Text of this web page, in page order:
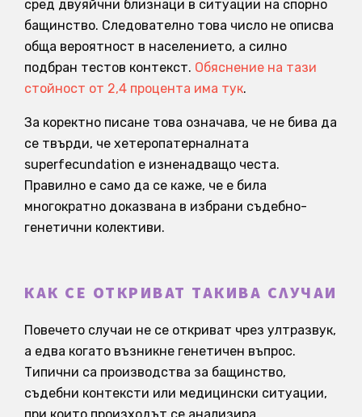
сред двуяйчни близнаци в ситуации на спорно
бащинство. Следователно това число не описва
обща вероятност в населението, а силно
подбран тестов контекст. Обяснение на тази
стойност от 2,4 процента има тук.
За коректно писане това означава, че не бива да
се твърди, че хетеропатерналната
superfecundation е изненадващо честа.
Правилно е само да се каже, че е била
многократно доказвана в избрани съдебно-
генетични колективи.
КАК СЕ ОТКРИВАТ ТАКИВА СЛУЧАИ
Повечето случаи не се откриват чрез ултразвук,
а едва когато възникне генетичен въпрос.
Типични са производства за бащинство,
съдебни контексти или медицински ситуации,
при които произходът се анализира.